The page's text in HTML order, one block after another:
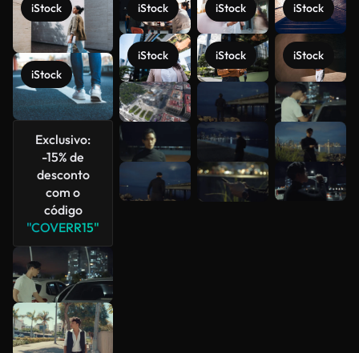
iStock
iStock
Exclusivo:
-15% de
desconto
com o
código
"COVERR15"
iStock
iStock
iStock
iStock
iStock
iStock
Veja mais